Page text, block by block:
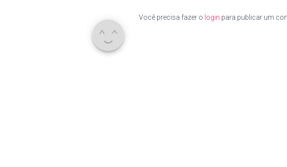
Você precisa fazer o login para publicar um